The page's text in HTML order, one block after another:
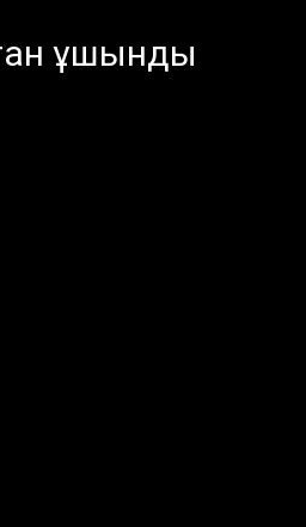
ұшынды